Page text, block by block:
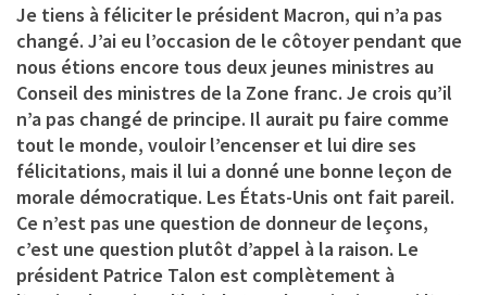
Je tiens à féliciter le président Macron, qui n’a pas
changé. J’ai eu l’occasion de le côtoyer pendant que
nous étions encore tous deux jeunes ministres au
Conseil des ministres de la Zone franc. Je crois qu’il
n’a pas changé de principe. Il aurait pu faire comme
tout le monde, vouloir l’encenser et lui dire ses
félicitations, mais il lui a donné une bonne leçon de
morale démocratique. Les États-Unis ont fait pareil.
Ce n’est pas une question de donneur de leçons,
c’est une question plutôt d’appel à la raison. Le
président Patrice Talon est complètement à